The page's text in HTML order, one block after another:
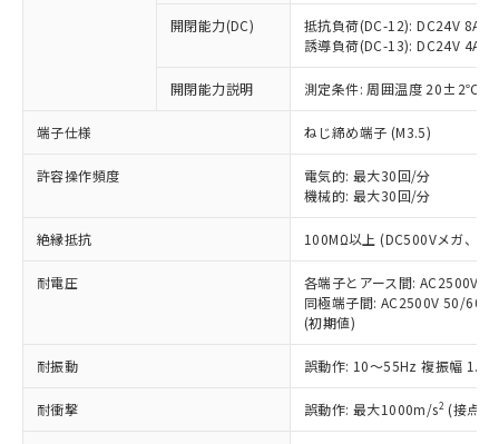
開閉能力(DC)
抵抗負荷(DC-12): DC24V 8A/
誘導負荷(DC-13): DC24V 4A/
開閉能力説明 測定条件: 周囲温度 20±2℃、
端子仕様 ねじ締め端子 (M3.5)
許容操作頻度
電気的: 最大30回/分
機械的: 最大30回/分
絶縁抵抗 100MΩ以上 (DC500Vメガ、点
耐電圧
各端子とアース間: AC2500V
同極端子間: AC2500V 50/
(初期値)
耐振動 誤動作: 10～55Hz 複振幅
耐衝撃 誤動作: 最大1000m/s2 (接点
本サービスは、当社制御機器事業取扱
商品の当社在庫状況および標準価格
(税抜)を提供させていただくもので
当社制御機器事業取扱商品の中には、
本サービスの対象外となる商品もある
ことをご了承ください。
在庫状況および標準価格照会結果は、
記載している更新日時点での社内デー
タに基づき作成されるものであり、閲
覧された時点での実際の在庫および標
準価格とは異なる場合があることをご
正式な納期状況および標準価格はお客
様のお取引先、またはお客様担当のオ
ムロン制御機器販売店・当社販売員に
オムロン制御機器販売店や当社販売拠
調査・確認中：EU RoHS指令（10物質）の
非含有の対応状況を調査中または確認中の
非該当品：ライセンス料など無形物で、有
害物質有無と関係のない商品です。
仕入先様の事情により、非含有部品として
いたものが、含有品と判明した場合などや
むを得ず変更することがあります。
鉛(Pb) 1000ppm以下、 水銀(Hg) 1000ppm以下、 カド
ミウム(Cd) 100ppm以下、
類(PBB) 1000ppm以下、ポリ臭化ジフェニルエーテル類
(PBDE) 1000ppm以下、フタル酸ビス(2-エチルヘキシ
ル) (DEHP)(別名：DOP) 1000ppm以下、フタル酸ブチ
ルベンジル（BBP） 1000ppm以下、フタル酸ジブチル
但し、RoHS指令で産業用監視および制御機器に対する
フタル酸エステル類の４物質については閾値を超える意
図的な使用がないことを確認しています。
※1 中国RoHS○×表
「○」：最大均質材料含有率が中国RoHSの
基準値以下であることを示します。
「×」：最大均質材料含有率が中国RoHSの
基準値を超えていることを示します。
「－」：未確認です。当社販売部門へお問
*中国RoHS10物質の基準値 (GB/T26572)：
Cr(Ⅵ)(六価クロム) : 1000ppm、 PBBs(ポリ臭化ビフェ
ニル類) : 1000ppm、 PBDEs(ポリ臭化ジフェニルエーテ
イソブチル) : 1000ppm、 BBP(フタル酸ブチルベンジ
DEHP(フタル酸ビス(2-エチルヘキシル)) : 1000ppm
当社は、これら貴社製品のうち、外国
為替および外国貿易法に定める商品
（以下｢規制貨物等」という）を輸出
または国外への提供する場合は、日本
国政府の輸出許可(または役務取引許
当社は規制貨物を破棄する場合は、完
全に破砕するなど、違法に輸出されな
いよう必要な手段を講じます。
当社は貴社製品を、核兵器、ミサイ
ル、化学兵器、生物兵器またはその他
武器並びにこれらの製造装置等に一切
一定数以上の在庫あり
一定数には満たないが在庫あり
在庫なし(最新の在庫状況につ
いては、お客様のお取引先、ま